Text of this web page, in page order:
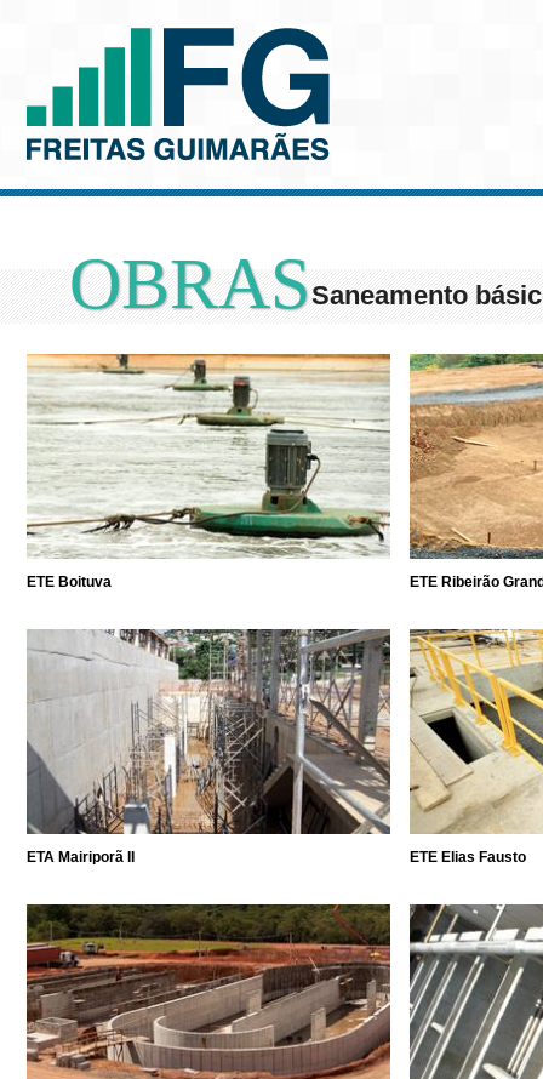
OBRASSaneamento
ETE Boituva ETE Ribeirão
ETA Mairiporã II ETE Elias Fausto